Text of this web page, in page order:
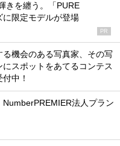
きを纏う。「PURE
に限定モデルが登場
PR
る機会のある写真家、その写
スポットをあてるコンテス
中！
NumberPREMIER法人プラン